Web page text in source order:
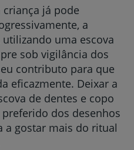
já pode
a
uma escova
sob vigilância dos
contributo para que
eficazmente. Deixar a
de dentes e copo
dos desenhos
a gostar mais do ritual